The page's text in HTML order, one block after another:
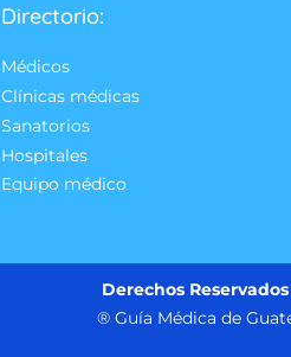
Directorio:
Médicos
Clínicas médicas
Sanatorios
Hospitales
Equipo médico
Derechos Reservados
® Guía Médica de